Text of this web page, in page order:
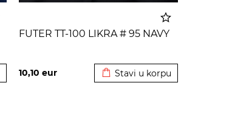
FUTER TT-100 LIKRA # 95 NAVY
10,10 eur Stavi u korpu